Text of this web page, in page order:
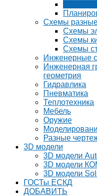
Схемы
Схемы
Схемы
Схемы
Инженерные
Инженерная
геометрия
Гидравлика
Пневматика
Теплотехника
Мебель
Оружие
Разные
3D модели
3D модели
3D модели
3D модели
ГОСТы ЕСКД
ДОБАВИТЬ